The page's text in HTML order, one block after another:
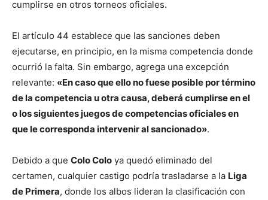
cumplirse en otros torneos oficiales.
El artículo 44 establece que las sanciones deben
ejecutarse, en principio, en la misma competencia donde
ocurrió la falta. Sin embargo, agrega una excepción
relevante: «En caso que ello no fuese posible por término
de la competencia u otra causa, deberá cumplirse en el
o los siguientes juegos de competencias oficiales en
que le corresponda intervenir al sancionado».
Debido a que Colo Colo ya quedó eliminado del
certamen, cualquier castigo podría trasladarse a la Liga
de Primera, donde los albos lideran la clasificación con